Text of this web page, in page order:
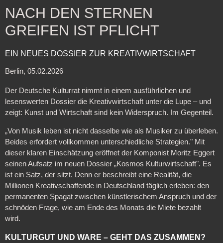
NACH DEN STERNEN
GREIFEN IST PFLICHT
EIN NEUES DOSSIER ZUR KREATIVWIRTSCHAFT
Berlin, 05.02.2026
Der Deutsche Kulturrat nimmt in einem ausführlichen und
lesenswerten Dossier die Kreativwirtschaft unter die Lupe – und
zeigt: Kunst und Wirtschaft sind kein Widerspruch. Im Gegenteil.
„Von Musik leben ist nicht dasselbe wie als Musiker zu überleben.
Beides erfordert vollkommen unterschiedliche Strategien." Mit
dieser klaren Einschätzung eröffnet der Komponist Moritz Eggert
seinen Aufsatz im neuen Dossier „Kosmos Kulturwirtschaft". Es
ist ein Satz, der sitzt. Denn er beschreibt eine Realität, die
Millionen Kreativschaffende in Deutschland täglich erleben: den
permanenten Spagat zwischen künstlerischem Anspruch und der
schnöden Frage, wie am Ende des Monats die Miete bezahlt
wird.
KULTURGUT UND WARE – GEHT DAS ZUSAMMEN?